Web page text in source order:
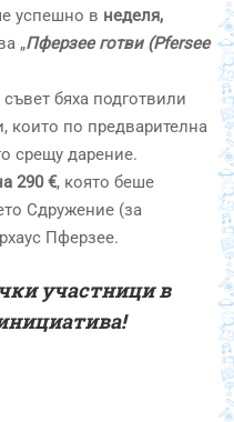
успешно в неделя,
„Пферзее готви (Pfersee
бяха подготвили
които по предварителна
срещу дарение.
290 €, която беше
Сдружение (за
Пферзее.
участници в